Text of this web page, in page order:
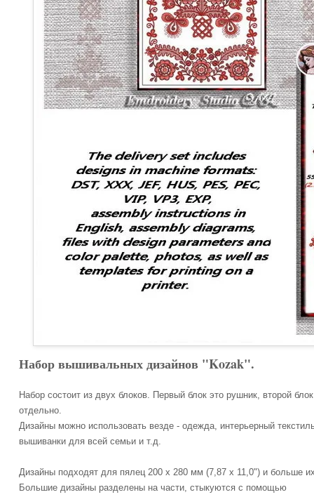
Набор вышивальных дизайнов "Kozak".
Набор состоит из двух блоков. Первый блок это рушник, второй
отдельно.
Дизайны можно использовать везде - одежда, интерьерный
вышиванки для всей семьи и т.д.
Дизайны подходят для пялец 200 х 280 мм (7,87 х 11,0") и больше
Большие дизайны разделены на части, стыкуются с помощью